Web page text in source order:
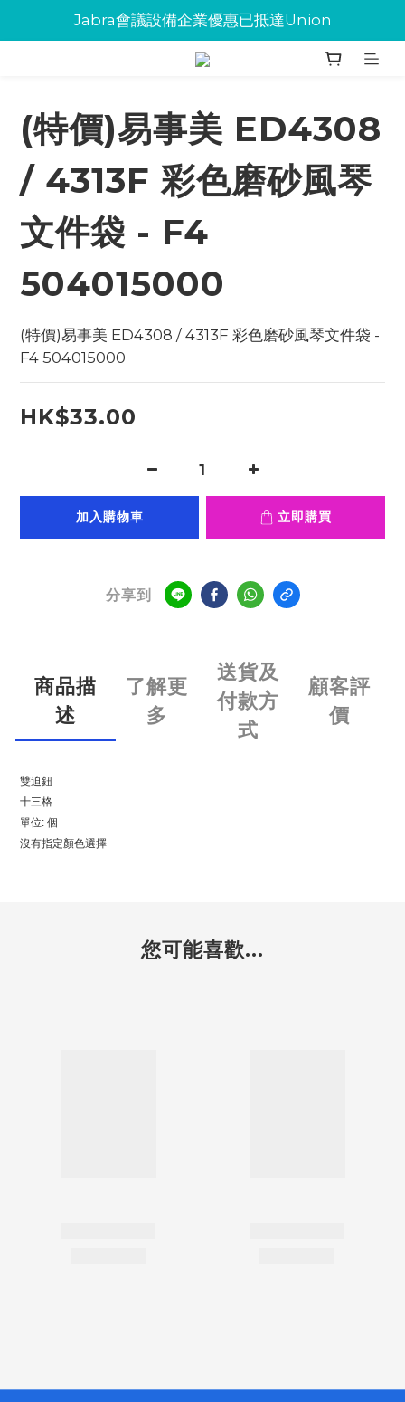
Jabra會議設備企業優惠已抵達Union
Jabra會議設備企業優惠已抵達Union
環保碳粉歡迎大量下單
(特價)易事美 ED4308
/ 4313F 彩色磨砂風琴
文件袋 - F4
504015000
(特價)易事美 ED4308 / 4313F 彩色磨砂風琴文件袋 -
F4 504015000
HK$33.00
加入購物車 立即購買
分享到
商品描
述
了解更
多
送貨及
付款方
式
顧客評
價
雙迫鈕
十三格
單位: 個
沒有指定顏色選擇
您可能喜歡...